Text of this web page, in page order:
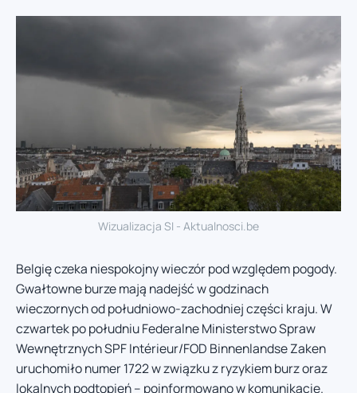
Wizualizacja SI - Aktualnosci.be
Belgię czeka niespokojny wieczór pod względem pogody.
Gwałtowne burze mają nadejść w godzinach
wieczornych od południowo-zachodniej części kraju. W
czwartek po południu Federalne Ministerstwo Spraw
Wewnętrznych SPF Intérieur/FOD Binnenlandse Zaken
uruchomiło numer 1722 w związku z ryzykiem burz oraz
lokalnych podtopień – poinformowano w komunikacie.